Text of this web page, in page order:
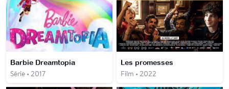
Barbie Dreamtopia
Série • 2017
Les promesses
Film • 2022